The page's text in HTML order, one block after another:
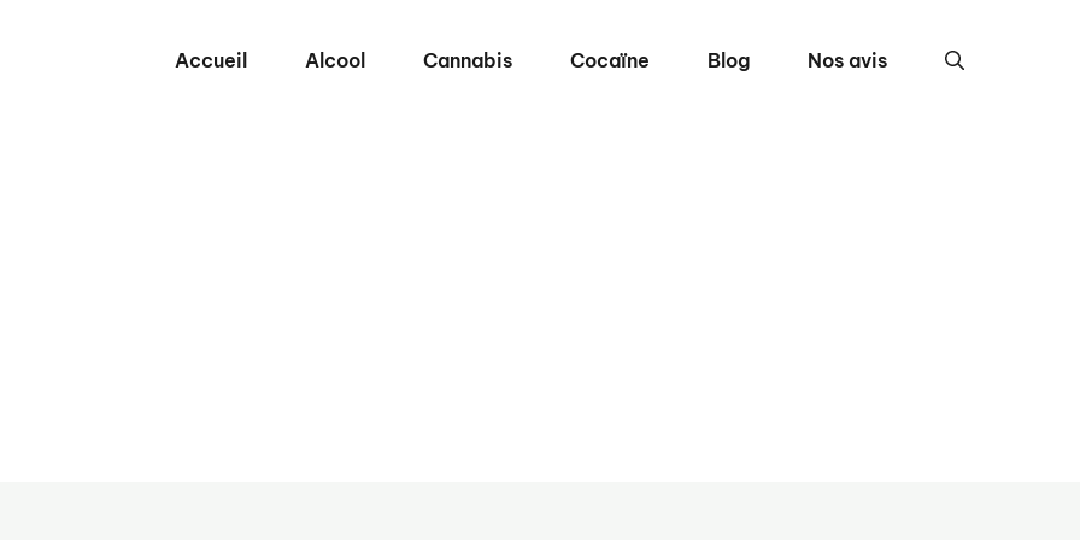
Accueil Alcool Cannabis Cocaïne Blog Nos avis